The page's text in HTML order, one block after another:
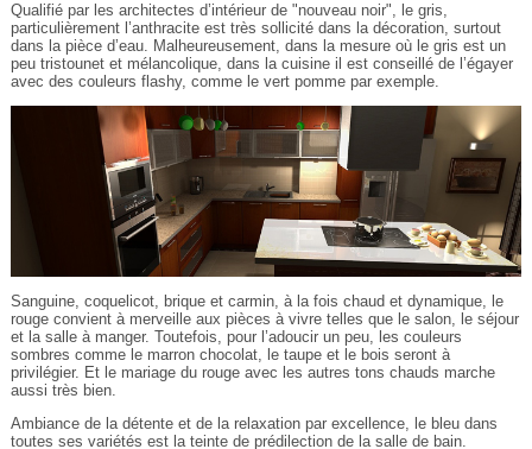
Qualifié par les architectes d’intérieur de "nouveau noir", le gris,
particulièrement l’anthracite est très sollicité dans la décoration, surtout
dans la pièce d’eau. Malheureusement, dans la mesure où le gris est un
peu tristounet et mélancolique, dans la cuisine il est conseillé de l’égayer
avec des couleurs flashy, comme le vert pomme par exemple.
Sanguine, coquelicot, brique et carmin, à la fois chaud et dynamique, le
rouge convient à merveille aux pièces à vivre telles que le salon, le séjour
et la salle à manger. Toutefois, pour l’adoucir un peu, les couleurs
sombres comme le marron chocolat, le taupe et le bois seront à
privilégier. Et le mariage du rouge avec les autres tons chauds marche
aussi très bien.
Ambiance de la détente et de la relaxation par excellence, le bleu dans
toutes ses variétés est la teinte de prédilection de la salle de bain.